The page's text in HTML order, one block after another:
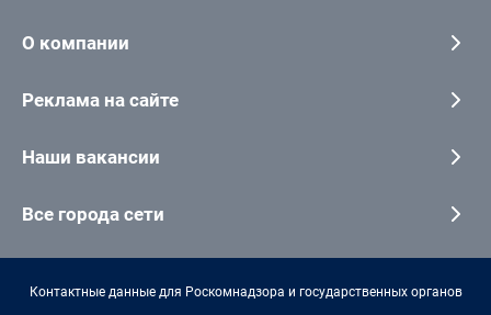
О компании
Реклама на сайте
Наши вакансии
Все города сети
Контактные данные для Роскомнадзора и государственных органов